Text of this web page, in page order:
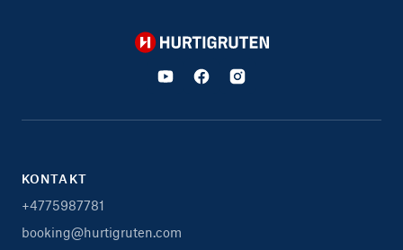
Hurtigruten
KONTAKT
+4775987781
booking@hurtigruten.com